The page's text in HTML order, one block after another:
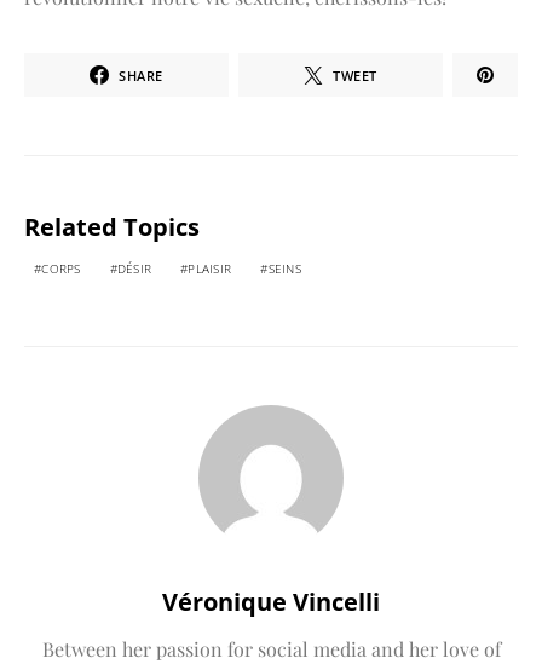
SHARE TWEET
Related Topics
CORPS DÉSIR PLAISIR SEINS
Véronique Vincelli
Between her passion for social media and her love of